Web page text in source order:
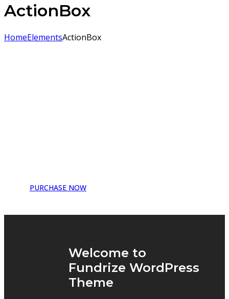
ActionBox
HomeElementsActionBox
PURCHASE NOW
Welcome to
Fundrize WordPress
Theme